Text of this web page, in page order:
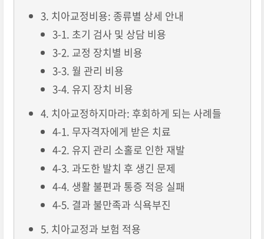
3. 치아교정비용: 종류별 상세 안내
3-1. 초기 검사 및 상담 비용
3-2. 교정 장치별 비용
3-3. 월 관리 비용
3-4. 유지 장치 비용
4. 치아교정하지마라: 후회하게 되는 사례들
4-1. 무자격자에게 받은 치료
4-2. 유지 관리 소홀로 인한 재발
4-3. 과도한 발치 후 생긴 문제
4-4. 생활 불편과 통증 적응 실패
4-5. 결과 불만족과 식욕부진
5. 치아교정과 보험 적용